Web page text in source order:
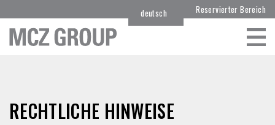
Reservierter Bereich
deutsch
RECHTLICHE HINWEISE